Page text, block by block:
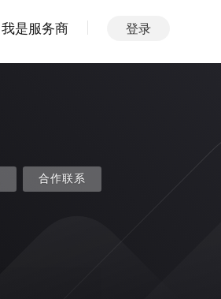
我是服务商 登录
合作联系